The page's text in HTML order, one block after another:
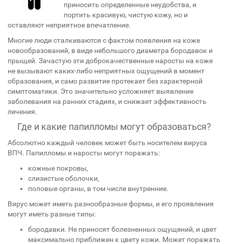
приносить определенные неудобства, и
портить красивую, чистую кожу, но и
оставляют неприятное впечатление.
Многие люди сталкиваются с фактом появления на коже
новообразований, в виде небольшого диаметра бородавок и
прыщей. Зачастую эти доброкачественные наросты на коже
не вызывают каких-либо неприятных ощущений в момент
образования, и само развитие протекает без характерной
симптоматики. Это значительно усложняет выявление
заболевания на ранних стадиях, и снижает эффективность
лечения.
Где и какие папилломы могут образоваться?
Абсолютно каждый человек может быть носителем вируса
ВПЧ. Папилломы и наросты могут поражать:
кожные покровы,
слизистые оболочки,
половые органы, в том числе внутренние.
Вирус может иметь разнообразные формы, и его проявления
могут иметь разные типы:
бородавки. Не приносят болезненных ощущений, и цвет
максимально приближен к цвету кожи. Может поражать